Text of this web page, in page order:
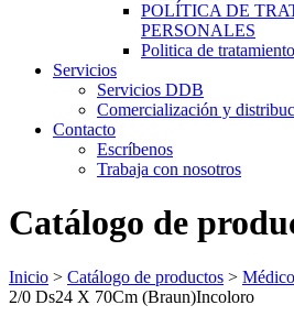
POLÍTICA DE
PERSONALES
Politica de
Servicios
Servicios DDB
Comercialización y
Contacto
Escríbenos
Trabaja con nosotros
Catálogo de
Inicio > Catálogo de productos >
2/0 Ds24 X 70Cm (Braun)Incoloro